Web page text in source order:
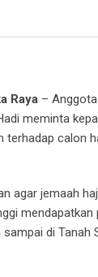
Raya –
meminta
terhadap calon
agar jemaah
mendapatkan
di Tanah